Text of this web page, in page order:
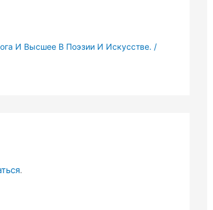
И Высшее В Поэзии И Искусстве. /
.